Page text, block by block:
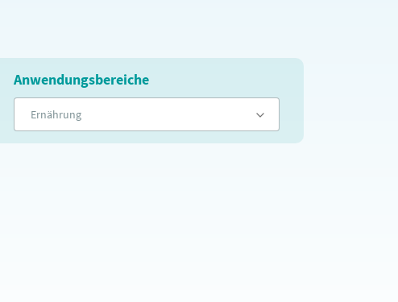
Anwendungsbereiche
Ernährung